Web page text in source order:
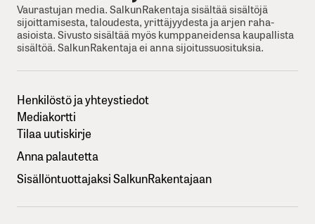
Vaurastujan media. SalkunRakentaja sisältää sisältöjä
sijoittamisesta, taloudesta, yrittäjyydesta ja arjen raha-
asioista. Sivusto sisältää myös kumppaneidensa kaupallista
sisältöä. SalkunRakentaja ei anna sijoitussuosituksia.
Henkilöstö ja yhteystiedot
Mediakortti
Tilaa uutiskirje
Anna palautetta
Sisällöntuottajaksi SalkunRakentajaan